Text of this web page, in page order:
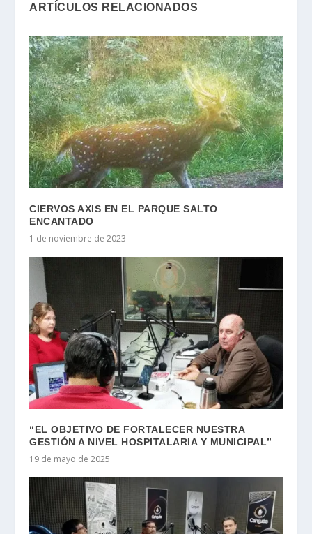
ARTÍCULOS RELACIONADOS
CIERVOS AXIS EN EL PARQUE SALTO
ENCANTADO
1 de noviembre de 2023
“EL OBJETIVO DE FORTALECER NUESTRA
GESTIÓN A NIVEL HOSPITALARIA Y MUNICIPAL”
19 de mayo de 2025